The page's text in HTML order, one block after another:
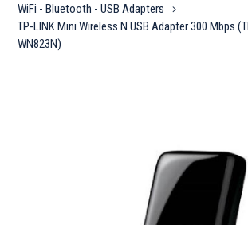
WiFi - Bluetooth - USB Adapters
TP-LINK Mini Wireless N USB Adapter 300 Mbps
WN823N)